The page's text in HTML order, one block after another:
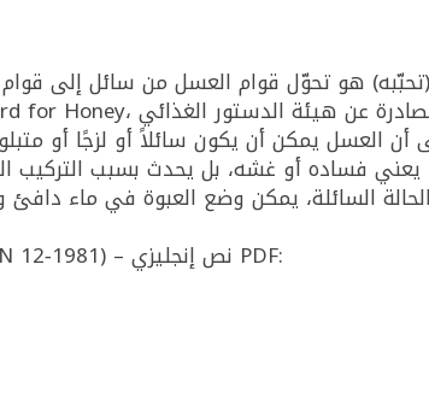
(تحبّبه) هو تحوّل قوام العسل من سائل إلى
يعني فساده أو غشه، بل يحدث بسبب التركيب
مرجع المواصفة العالمية للعسل (Codex Standard for Honey – CODEX STAN 12‑1981) – نص إنجليزي PDF: